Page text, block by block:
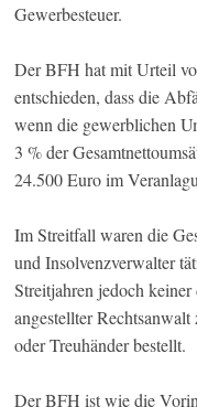
Gewerbesteuer.
Der BFH hat mit Urteil
entschieden, dass die
wenn die gewerblichen
3 % der
24.500 Euro im
Im Streitfall waren die
und Insolvenzverwalter
Streitjahren jedoch
angestellter
oder Treuhänder bestellt.
Der BFH ist wie die